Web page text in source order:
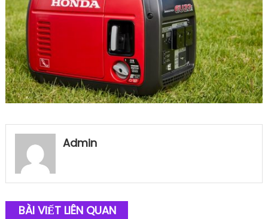
Admin
BÀI VIẾT LIÊN QUAN